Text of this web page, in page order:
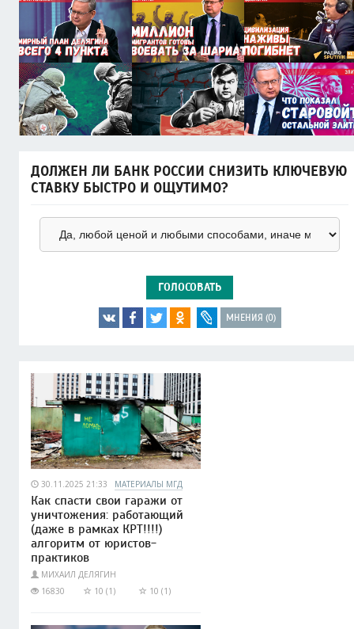
ДОЛЖЕН ЛИ БАНК РОССИИ СНИЗИТЬ КЛЮЧЕВУЮ
СТАВКУ БЫСТРО И ОЩУТИМО?
ГОЛОСОВАТЬ
МНЕНИЯ (0)
30.11.2025 21:33 МАТЕРИАЛЫ МГД
Как спасти свои гаражи от
уничтожения: работающий
(даже в рамках КРТ!!!!)
алгоритм от юристов-
практиков
МИХАИЛ ДЕЛЯГИН
16830
10 (1) 10 (1)